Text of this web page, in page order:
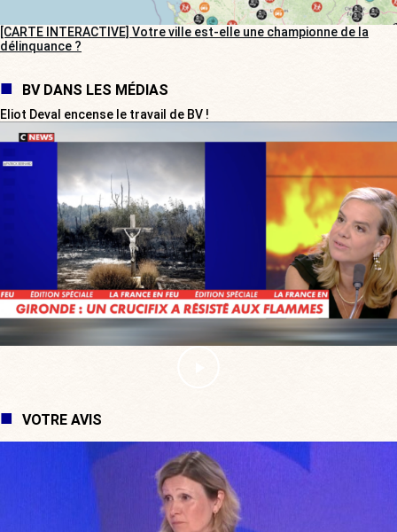
[CARTE INTERACTIVE] Votre ville est-elle une championne de la
délinquance ?
BV DANS LES MÉDIAS
Eliot Deval encense le travail de BV !
VOTRE AVIS